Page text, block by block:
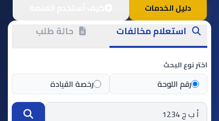
الخدمات
استعلام مخالفات حالة طلب
البحث
اللوحة رخصة القيادة